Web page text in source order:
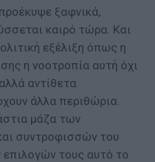
ξαφνικά,
καιρό τώρα. Και
εξέλιξη όπως η
η νοοτροπία αυτή όχι
αντίθετα
άλλα περιθώρια.
μάζα των
συντροφισσών του
τους αυτό το